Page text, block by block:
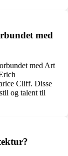
med
med Art
Cliff. Disse
og talent til